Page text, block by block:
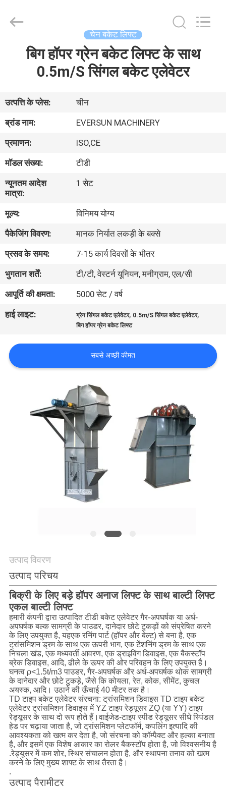
वीआर
दिखाएँ
हमारे
बारे
कारखाना
भ्रमण
गुणवत्ता
नियंत्रण
करें
उद्धरण
नीति
चेन बकेट लिफ्ट
बिग हॉपर ग्रेन बकेट लिफ्ट के साथ
0.5m/S सिंगल बकेट एलेवेटर
उत्पत्ति के प्लेस:
चीन
ब्रांड नाम:
EVERSUN MACHINERY
प्रमाणन:
ISO,CE
मॉडल संख्या:
टीडी
न्यूनतम आदेश
मात्रा:
1 सेट
मूल्य:
विनिमय योग्य
पैकेजिंग विवरण:
मानक निर्यात लकड़ी के बक्से
प्रसव के समय:
7-15 कार्य दिवसों के भीतर
भुगतान शर्तें:
टी/टी, वेस्टर्न यूनियन, मनीग्राम, एल/सी
आपूर्ति की क्षमता:
5000 सेट / वर्ष
हाई लाइट:
ग्रेन सिंगल बकेट एलेवेटर, 0.5m/S सिंगल बकेट एलेवेटर,
बिग हॉपर ग्रेन बकेट लिफ्ट
सबसे अच्छी कीमत
उत्पाद विवरण
उत्पाद परिचय
बिक्री के लिए बड़े हॉपर अनाज लिफ्ट के साथ बाल्टी लिफ्ट
एकल बाल्टी लिफ्ट
हमारी कंपनी द्वारा उत्पादित टीडी बकेट एलेवेटर गैर-अपघर्षक या अर्ध-
अपघर्षक बल्क सामग्री के पाउडर, दानेदार छोटे टुकड़ों को संप्रेषित करने
के लिए उपयुक्त है, यहएक रनिंग पार्ट (हॉपर और बेल्ट) से बना है, एक
ट्रांसमिशन ड्रम के साथ एक ऊपरी भाग, एक टेंशनिंग ड्रम के साथ एक
निचला खंड, एक मध्यवर्ती आवरण, एक ड्राइविंग डिवाइस, एक बैकस्टॉप
ब्रेक डिवाइस, आदि, ढीले के ऊपर की ओर परिवहन के लिए उपयुक्त है।
घनत्व ρ<1.5t/m3 पाउडर, गैर-अपघर्षक और अर्ध-अपघर्षक थोक सामग्री
के दानेदार और छोटे टुकड़े, जैसे कि कोयला, रेत, कोक, सीमेंट, कुचल
अयस्क, आदि। उठाने की ऊँचाई 40 मीटर तक है।
TD टाइप बकेट एलेवेटर संरचना: ट्रांसमिशन डिवाइस TD टाइप बकेट
एलेवेटर ट्रांसमिशन डिवाइस में YZ टाइप रेड्यूसर ZQ (या YY) टाइप
रेड्यूसर के साथ दो रूप होते हैं।वाईजेड-टाइप स्पीड रेड्यूसर सीधे स्पिंडल
हेड पर चढ़ाया जाता है, जो ट्रांसमिशन प्लेटफॉर्म, कपलिंग इत्यादि की
आवश्यकता को खत्म कर देता है, जो संरचना को कॉम्पैक्ट और हल्का बनाता
है, और इसमें एक विशेष आकार का रोलर बैकस्टॉप होता है, जो विश्वसनीय है
.रेड्यूसर में कम शोर, स्थिर संचालन होता है, और स्थापना तनाव को खत्म
करने के लिए मुख्य शाफ्ट के साथ तैरता है।
.
उत्पाद पैरामीटर